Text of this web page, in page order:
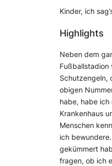
Kinder, ich
Highlights
Neben dem
Fußballstadion
Schutzengeln,
obigen
habe, habe
Krankenhaus
Menschen
ich
gekümmert
fragen, ob ich